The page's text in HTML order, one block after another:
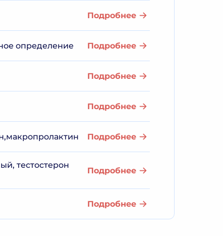
Подробнее
определение Подробнее
Подробнее
Подробнее
Подробнее
тестостерон
Подробнее
Подробнее